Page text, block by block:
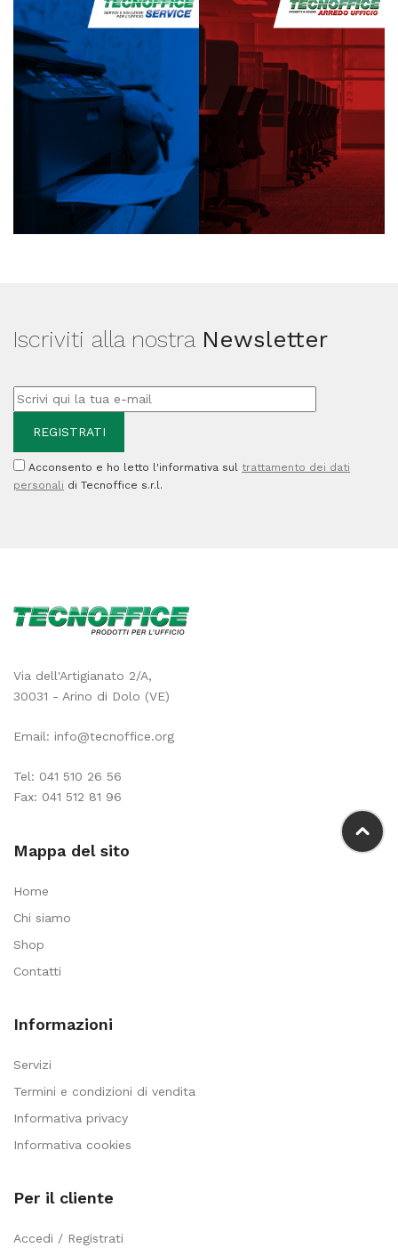
Iscriviti alla nostra Newsletter
Acconsento e ho letto l'informativa sul trattamento dei dati
personali di Tecnoffice s.r.l.
Via dell'Artigianato 2/A,
30031 - Arino di Dolo (VE)
Email: info@tecnoffice.org
Tel: 041 510 26 56
Fax: 041 512 81 96
Mappa del sito
Home
Chi siamo
Shop
Contatti
Informazioni
Servizi
Termini e condizioni di vendita
Informativa privacy
Informativa cookies
Per il cliente
Accedi / Registrati